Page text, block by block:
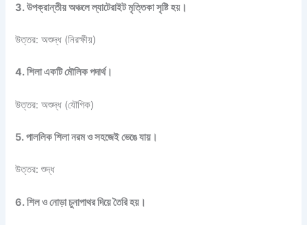
3. উপক্রান্তীয় অঞ্চলে ল্যাটেরাইট মৃত্তিকা সৃষ্টি হয়।
উত্তর: অশুদ্ধ (নিরক্ষীয়)
4. শিলা একটি মৌলিক পদার্থ।
উত্তর: অশুদ্ধ (যৌগিক)
5. পাললিক শিলা নরম ও সহজেই ভেঙে যায়।
উত্তর: শুদ্ধ
6. শিল ও নোড়া চুনাপাথর দিয়ে তৈরি হয়।